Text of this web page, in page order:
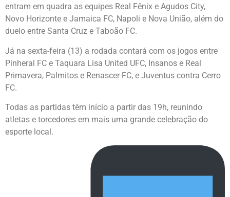
entram em quadra as equipes Real Fênix e Agudos City,
Novo Horizonte e Jamaica FC, Napoli e Nova União, além do
duelo entre Santa Cruz e Taboão FC.
Já na sexta-feira (13) a rodada contará com os jogos entre
Pinheral FC e Taquara Lisa United UFC, Insanos e Real
Primavera, Palmitos e Renascer FC, e Juventus contra Cerro
FC.
Todas as partidas têm início a partir das 19h, reunindo
atletas e torcedores em mais uma grande celebração do
esporte local.